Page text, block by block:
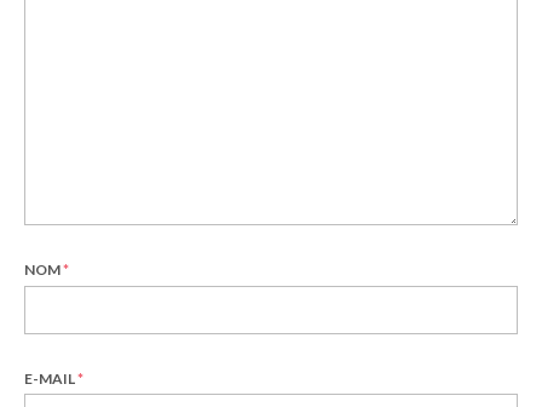
NOM*
E-MAIL*